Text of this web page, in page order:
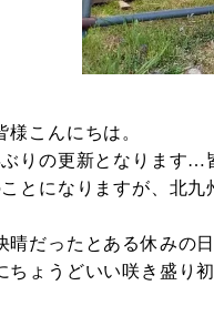
んにちは。
りの更新となります…
とになりますが、北九
ったとある休みの日
ちょうどいい咲き盛り